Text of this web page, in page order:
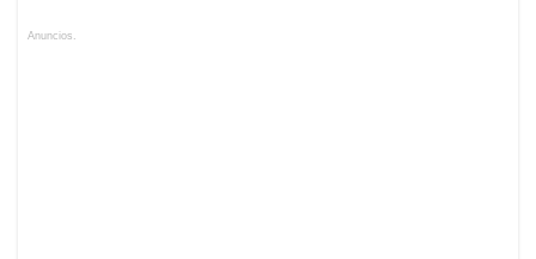
Anuncios.